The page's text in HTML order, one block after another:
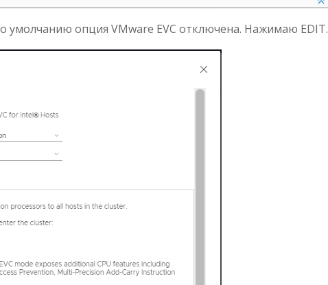
умолчанию опция VMware EVC отключена. Нажимаю EDIT.